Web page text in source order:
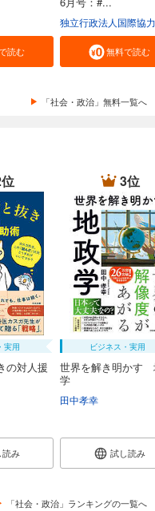
読む
独立行政法人国際協
無料で読む
「社会・政治」無料一覧へ
ミスカ 村井章子
実用
の対人援
読み
3位
ビジネス・実用
世界を解き明かす
学
田中孝幸
試し読み
「社会・政治」ランキングの一覧へ